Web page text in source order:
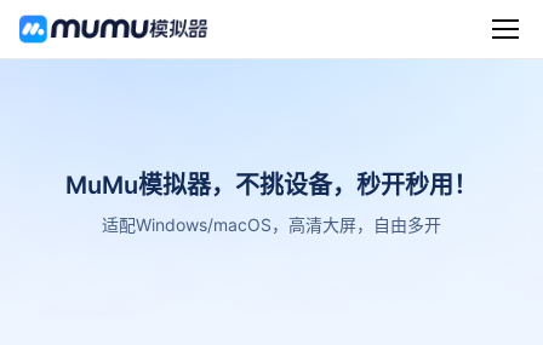
MuMu模拟器，不挑设备，秒开秒用！
适配Windows/macOS，高清大屏，自由多开